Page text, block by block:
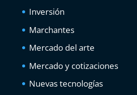
Inversión
Marchantes
Mercado del arte
Mercado y cotizaciones
Nuevas tecnologías